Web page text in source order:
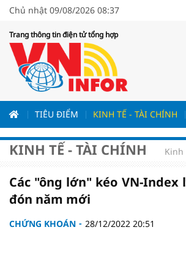
Chủ nhật 09/08/2026 08:37
Trang thông tin điện tử tổng hợp
TIÊU ĐIỂM KINH TẾ - TÀI CHÍNH
KINH TẾ - TÀI CHÍNH Kinh
Các "ông lớn" kéo VN-Index
đón năm mới
CHỨNG KHOÁN 28/12/2022 20:51